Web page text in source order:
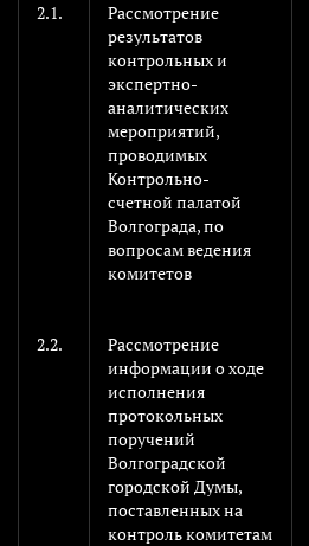
2.1.
Рассмотрение
результатов
контрольных и
экспертно-
аналитических
мероприятий,
проводимых
Контрольно-
счетной палатой
Волгограда, по
вопросам ведения
комитетов
2.2.
Рассмотрение
информации о ходе
исполнения
протокольных
поручений
Волгоградской
городской Думы,
поставленных на
контроль комитетам